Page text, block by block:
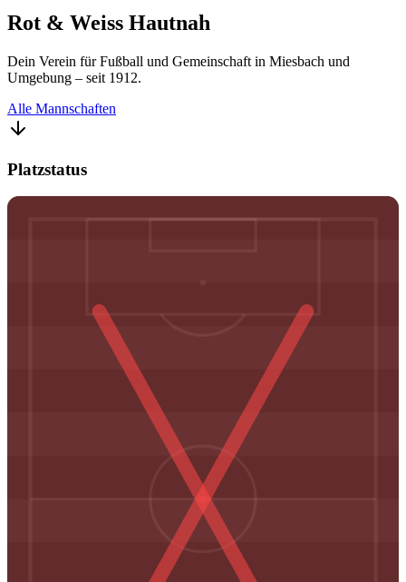
Rot & Weiss Hautnah
Dein Verein für Fußball und Gemeinschaft in Miesbach und
Umgebung – seit 1912.
Alle Mannschaften
Platzstatus